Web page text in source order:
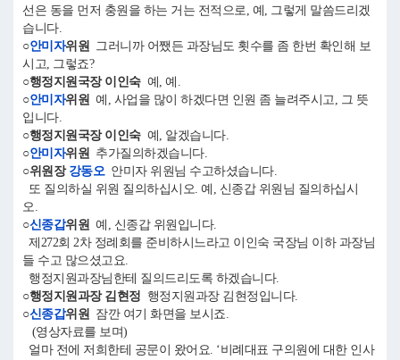
선은 동을 먼저 충원을 하는 거는 전적으로, 예, 그렇게 말씀드리겠
습니다.
○안미자위원 그러니까 어쨌든 과장님도 횟수를 좀 한번 확인해 보
시고, 그렇죠?
○행정지원국장 이인숙예, 예.
○안미자위원 예, 사업을 많이 하겠다면 인원 좀 늘려주시고, 그 뜻
입니다.
○행정지원국장 이인숙예, 알겠습니다.
○안미자위원 추가질의하겠습니다.
○위원장 강동오안미자 위원님 수고하셨습니다.
또 질의하실 위원 질의하십시오. 예, 신종갑 위원님 질의하십시
오.
○신종갑위원 예, 신종갑 위원입니다.
제272회 2차 정례회를 준비하시느라고 이인숙 국장님 이하 과장님
들 수고 많으셨고요.
행정지원과장님한테 질의드리도록 하겠습니다.
○행정지원과장 김현정 행정지원과장 김현정입니다.
○신종갑위원 잠깐 여기 화면을 보시죠.
(영상자료를 보며)
얼마 전에 저희한테 공문이 왔어요. ‘비례대표 구의원에 대한 인사